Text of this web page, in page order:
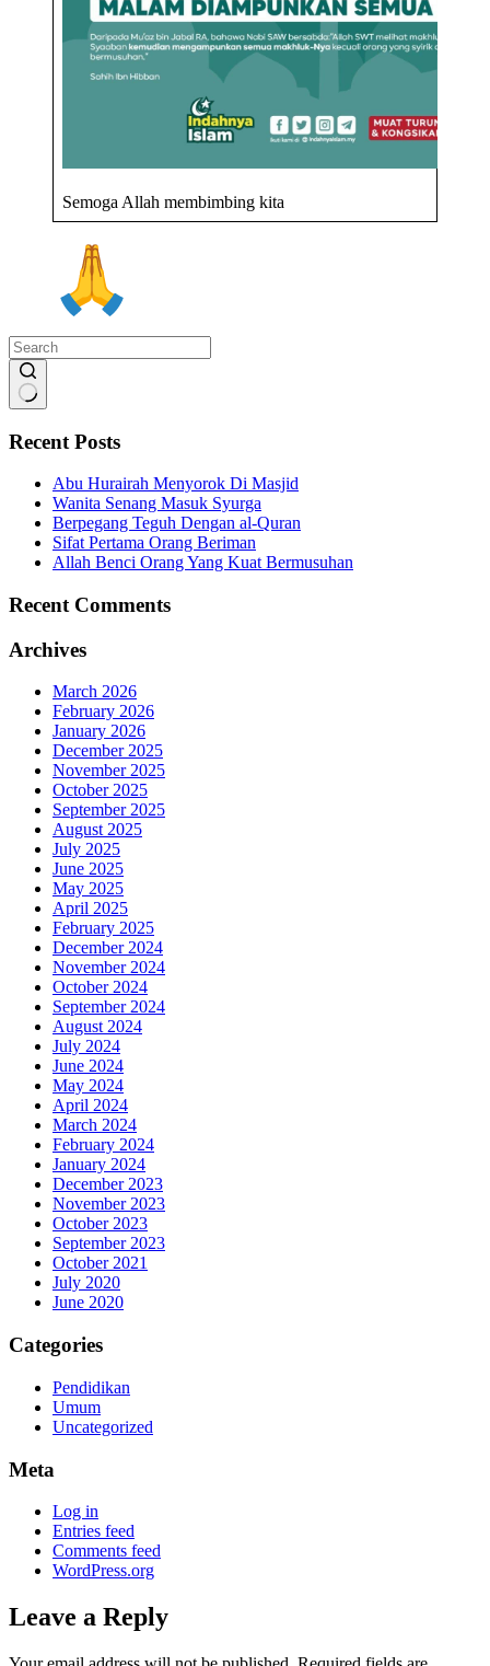
Semoga Allah membimbing kita
results
Recent Posts
Abu Hurairah Menyorok Di Masjid
Wanita Senang Masuk Syurga
Berpegang Teguh Dengan al-Quran
Sifat Pertama Orang Beriman
Allah Benci Orang Yang Kuat Bermusuhan
Recent Comments
Archives
March 2026
February 2026
January 2026
December 2025
November 2025
October 2025
September 2025
August 2025
July 2025
June 2025
May 2025
April 2025
February 2025
December 2024
November 2024
October 2024
September 2024
August 2024
July 2024
June 2024
May 2024
April 2024
March 2024
February 2024
January 2024
December 2023
November 2023
October 2023
September 2023
October 2021
July 2020
June 2020
Categories
Pendidikan
Umum
Uncategorized
Meta
Log in
Entries feed
Comments feed
WordPress.org
Leave a Reply